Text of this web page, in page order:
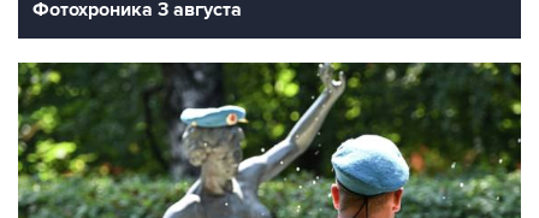
Фотохроника 3 августа